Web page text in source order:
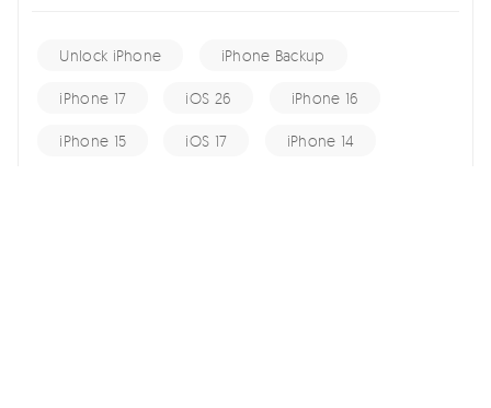
Unlock iPhone iPhone Backup
iPhone 17 iOS 26 iPhone 16
iPhone 15 iOS 17 iPhone 14